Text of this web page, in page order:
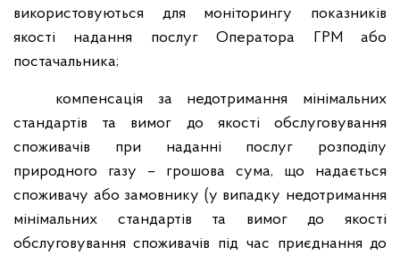
використовуються для моніторингу показників
якості надання послуг Оператора ГРМ або
постачальника;
компенсація за недотримання мінімальних
стандартів та вимог до якості обслуговування
споживачів при наданні послуг розподілу
природного газу – грошова сума, що надається
споживачу або замовнику (у випадку недотримання
мінімальних стандартів та вимог до якості
обслуговування споживачів під час приєднання до